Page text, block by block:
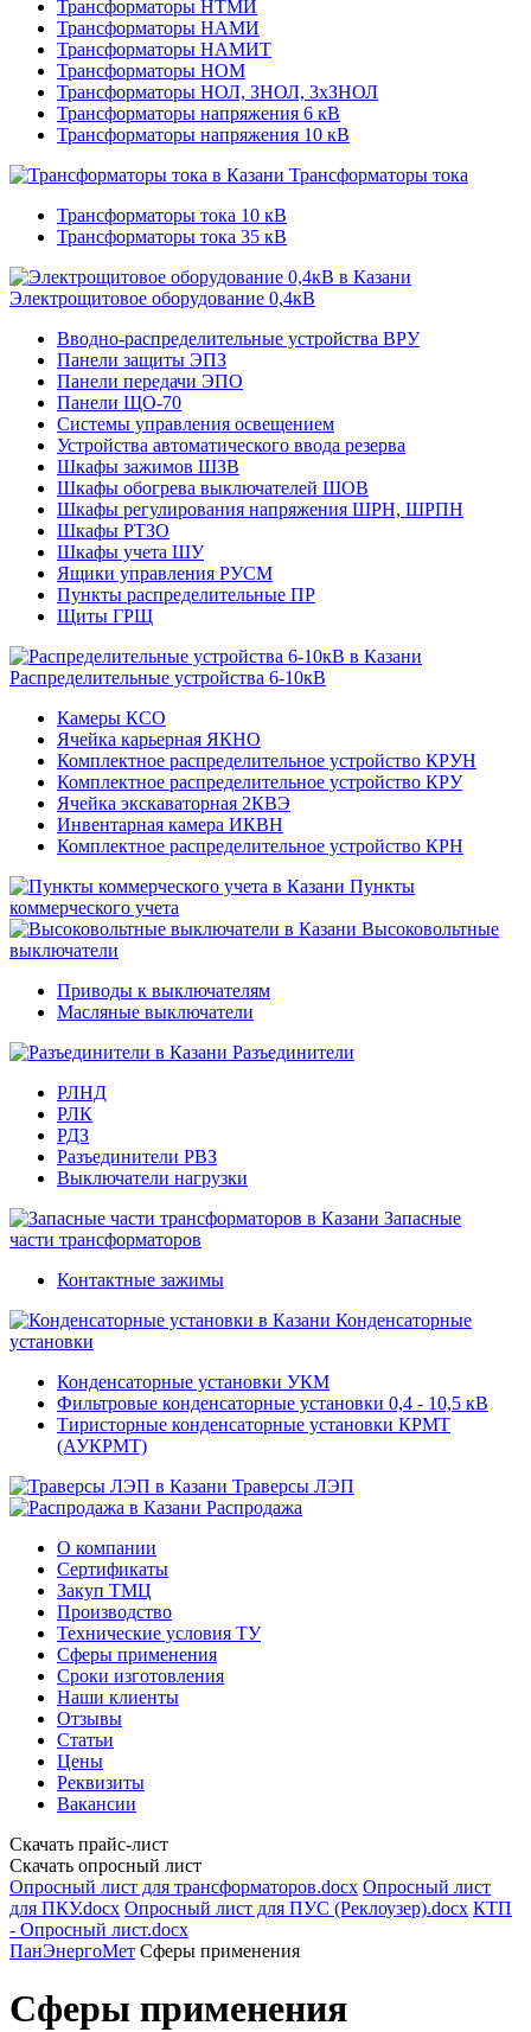
Трансформаторы НТМИ
Трансформаторы НАМИ
Трансформаторы НАМИТ
Трансформаторы НОМ
Трансформаторы НОЛ, ЗНОЛ, 3хЗНОЛ
Трансформаторы напряжения 6 кВ
Трансформаторы напряжения 10 кВ
Трансформаторы тока
Трансформаторы тока 10 кВ
Трансформаторы тока 35 кВ
Электрощитовое оборудование 0,4кВ
Вводно-распределительные устройства ВРУ
Панели защиты ЭПЗ
Панели передачи ЭПО
Панели ЩО-70
Системы управления освещением
Устройства автоматического ввода резерва
Шкафы зажимов ШЗВ
Шкафы обогрева выключателей ШОВ
Шкафы регулирования напряжения ШРН, ШРПН
Шкафы РТЗО
Шкафы учета ШУ
Ящики управления РУСМ
Пункты распределительные ПР
Щиты ГРЩ
Распределительные устройства 6-10кВ
Камеры КСО
Ячейка карьерная ЯКНО
Комплектное распределительное устройство КРУН
Комплектное распределительное устройство КРУ
Ячейка экскаваторная 2КВЭ
Инвентарная камера ИКВН
Комплектное распределительное устройство КРН
Пункты
коммерческого учета
Высоковольтные
выключатели
Приводы к выключателям
Масляные выключатели
Разъединители
РЛНД
РЛК
РДЗ
Разъединители РВЗ
Выключатели нагрузки
Запасные
части трансформаторов
Контактные зажимы
Конденсаторные
установки
Конденсаторные установки УКМ
Фильтровые конденсаторные установки 0,4 - 10,5 кВ
Тиристорные конденсаторные установки КРМТ
(АУКРМТ)
Траверсы ЛЭП
Распродажа
О компании
Сертификаты
Закуп ТМЦ
Производство
Технические условия ТУ
Сферы применения
Сроки изготовления
Наши клиенты
Отзывы
Статьи
Цены
Реквизиты
Вакансии
Скачать прайс-лист
Скачать опросный лист
Опросный лист для трансформаторов.docx Опросный лист
для ПКУ.docx Опросный лист для ПУС (Реклоузер).docx КТП
- Опросный лист.docx
ПанЭнергоМет Сферы применения
Сферы применения